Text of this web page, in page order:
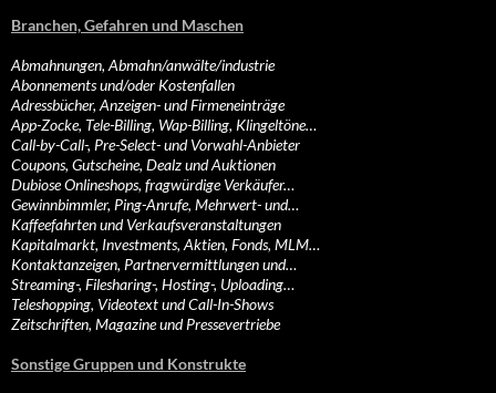
Branchen, Gefahren und Maschen
Abmahnungen, Abmahn/anwälte/industrie
Abonnements und/oder Kostenfallen
Adressbücher, Anzeigen- und Firmeneinträge
App-Zocke, Tele-Billing, Wap-Billing, Klingeltöne…
Call-by-Call-, Pre-Select- und Vorwahl-Anbieter
Coupons, Gutscheine, Dealz und Auktionen
Dubiose Onlineshops, fragwürdige Verkäufer…
Gewinnbimmler, Ping-Anrufe, Mehrwert- und…
Kaffeefahrten und Verkaufsveranstaltungen
Kapitalmarkt, Investments, Aktien, Fonds, MLM…
Kontaktanzeigen, Partnervermittlungen und…
Streaming-, Filesharing-, Hosting-, Uploading…
Teleshopping, Videotext und Call-In-Shows
Zeitschriften, Magazine und Pressevertriebe
Sonstige Gruppen und Konstrukte